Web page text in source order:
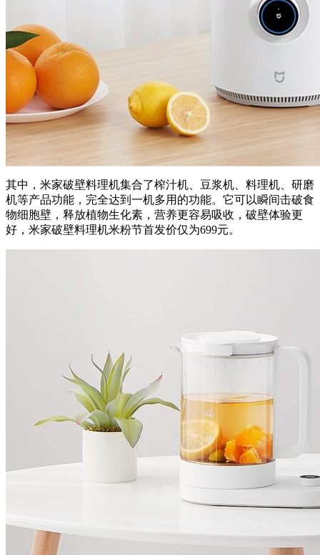
其中，米家破壁料理机集合了榨汁机、豆浆机、料理机、研磨
机等产品功能，完全达到一机多用的功能。它可以瞬间击破食
物细胞壁，释放植物生化素，营养更容易吸收，破壁体验更
好，米家破壁料理机米粉节首发价仅为699元。